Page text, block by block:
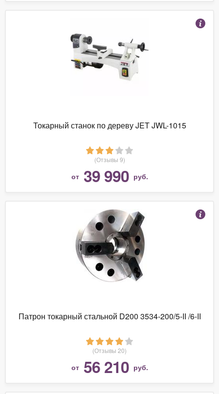
Токарный станок по дереву JET JWL-1015
(Отзывы 9)
от 39 990 руб.
Патрон токарный стальной D200 3534-200/5-II /6-II
(Отзывы 20)
от 56 210 руб.